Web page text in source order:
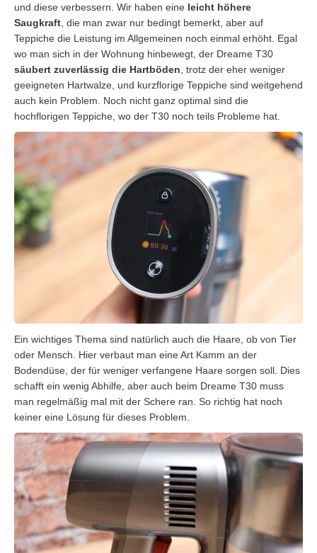
und diese verbessern. Wir haben eine leicht höhere
Saugkraft , die man zwar nur bedingt bemerkt, aber auf
Teppiche die Leistung im Allgemeinen noch einmal erhöht. Egal
wo man sich in der Wohnung hinbewegt, der Dreame T30
säubert zuverlässig die Hartböden , trotz der eher weniger
geeigneten Hartwalze, und kurzflorige Teppiche sind weitgehend
auch kein Problem. Noch nicht ganz optimal sind die
hochflorigen Teppiche, wo der T30 noch teils Probleme hat.
Ein wichtiges Thema sind natürlich auch die Haare, ob von Tier
oder Mensch. Hier verbaut man eine Art Kamm an der
Bodendüse, der für weniger verfangene Haare sorgen soll. Dies
schafft ein wenig Abhilfe, aber auch beim Dreame T30 muss
man regelmäßig mal mit der Schere ran. So richtig hat noch
keiner eine Lösung für dieses Problem.